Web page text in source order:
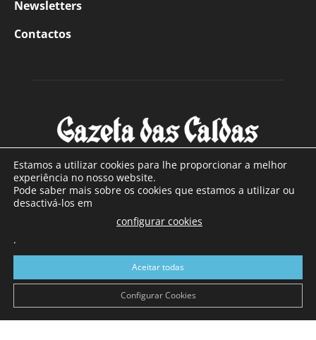
Newsletters
Contactos
SOBRE NÓS
Com sede nas Caldas da Rainha e mais de 90 anos de
a sul de distrito de Leiria, com mais de 40.000 leitores por
toda a região Oeste. Jornal com distribuição em Portugal
Continental e assinatura online.
Estamos a utilizar cookies para lhe proporcionar a melhor
experiência no nosso website.
Pode saber mais sobre os cookies que estamos a utilizar ou
desactivá-los em
configurar cookies
.
Aceitar todas
Configurar Cookies